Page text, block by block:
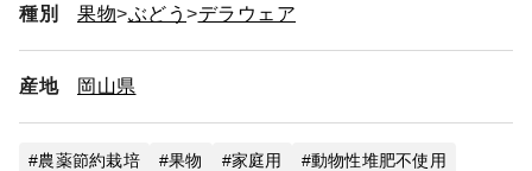
種別 果物 ぶどう デラウェア
産地 岡山県
農薬節約栽培 果物 家庭用 動物性堆肥不使用